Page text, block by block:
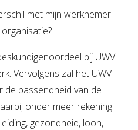
met mijn werknemer
bij UWV
Vervolgens zal het UWV
passendheid van de
onder meer rekening
gezondheid, loon,